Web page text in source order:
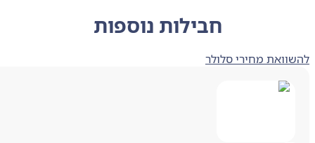
חבילות נוספות
מחירי סלולר